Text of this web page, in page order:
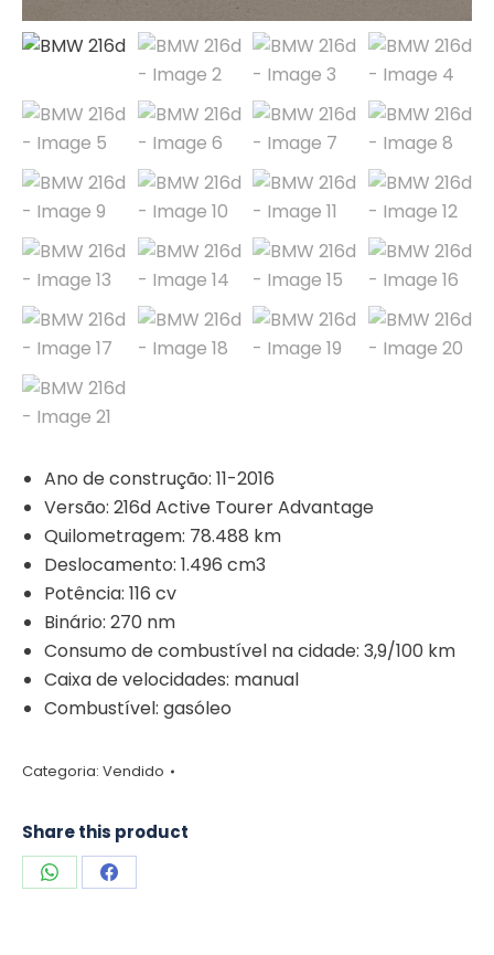
Ano de construção: 11-2016
Versão: 216d Active Tourer Advantage
Quilometragem: 78.488 km
Deslocamento: 1.496 cm3
Potência: 116 cv
Binário: 270 nm
Consumo de combustível na cidade: 3,9/100 km
Caixa de velocidades: manual
Combustível: gasóleo
Categoria: Vendido
Share this product
Share Share